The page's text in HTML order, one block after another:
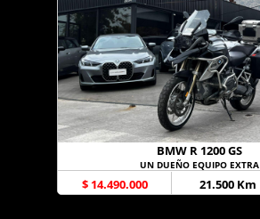
BMW R 1200 GS
UN DUEÑO EQUIPO EXTRA
$ 14.490.000 21.500 Km